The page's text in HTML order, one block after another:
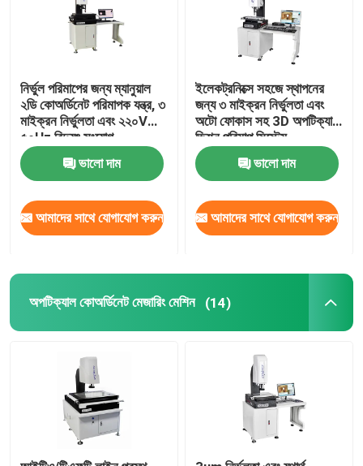
নির্ভুল পরিমাপের জন্য ম্যানুয়াল
২ডি কোঅর্ডিনেট পরিমাপক যন্ত্র, ৩
মাইক্রন নির্ভুলতা এবং ২২০V
৫০Hz বিদ্যুৎ সংযোগ
ভালো দাম
আমাদের সাথে যোগাযোগ করুন
ইলেকট্রনিক্সে সহজে স্থাপনের
জন্য ৩ মাইক্রন নির্ভুলতা এবং
অটো ফোকাস সহ 3D অপটিক্যাল
ভিশন পরিমাপ সিস্টেম
ভালো দাম
আমাদের সাথে যোগাযোগ করুন
অপটিক্যাল কোঅর্ডিনেট মেজারিং মেশিন (14)